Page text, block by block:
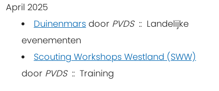
April 2025
Duinenmars door PVDS:: Landelijke
evenementen
Scouting Workshops Westland (SWW)
door PVDS:: Training